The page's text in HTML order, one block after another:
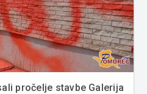
pročelje stavbe Galerija